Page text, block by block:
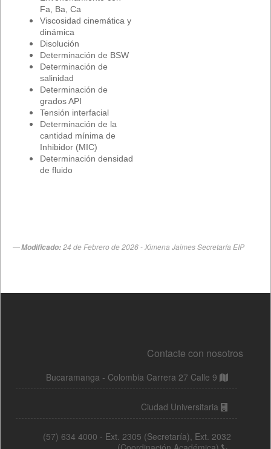
Contacte con nosotros
Bucaramanga - Colombia Carrera 27 Calle 9
Ciudad Universitaria
(57) 634 4000 - Ext. 2305 (Secretaría), Ext. 2032